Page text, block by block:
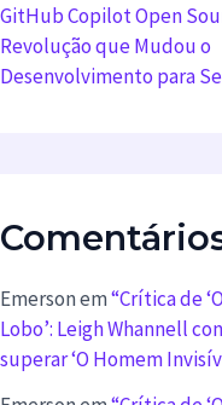
GitHub Copilot Open
Revolução que Mudou o
Desenvolvimento para
Emersonem“Crítica de
Lobo’: Leigh Whannell
superar ‘O Homem